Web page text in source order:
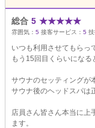
総合 5 ★★★★★
雰囲気： 5 接客サービス： 5 技
いつも利用させてもらっ
もう15回目くらいになる
サウナのセッティングが
サウナ後のヘッドスパは
店員さん皆さん本当に上
ます。